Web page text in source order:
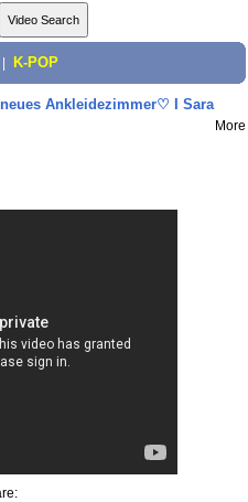
K-POP
Ankleidezimmer♡ I Sara
More